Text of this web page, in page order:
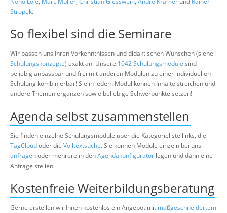
Stropek.
So flexibel sind die Seminare
Wir passen uns Ihren Vorkenntnissen und didaktischen Wünschen (siehe
Schulungskonzepte) exakt an: Unsere 1042 Schulungsmodule sind
beliebig anpassbar und frei mit anderen Modulen zu einer individuellen
Schulung kombinierbar! Sie in jedem Modul können Inhalte streichen und
andere Themen ergänzen sowie beliebige Schwerpunkte setzen!
Agenda selbst zusammenstellen
Sie finden einzelne Schulungsmodule über die Kategorieliste links, die
TagCloudoder die Volltextsuche. Sie können Module einzeln bei uns
anfragenoder mehrere in denAgendakonfigurator legen und dann eine
Anfrage stellen.
Kostenfreie Weiterbildungsberatung
Gerne erstellen wir Ihnen kostenlos ein Angebot mit maßgeschneidertem